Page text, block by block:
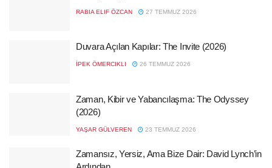
RABIA ELIF ÖZCAN 27 TEMMUZ 2026
Duvara Açılan Kapılar: The Invite (2026)
İPEK ÖMERCIKLI 26 TEMMUZ 2026
Zaman, Kibir ve Yabancılaşma: The Odyssey
(2026)
YAŞAR GÜLVEREN 23 TEMMUZ 2026
Zamansız, Yersiz, Ama Bize Dair: David Lynch’in